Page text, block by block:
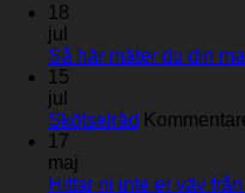
18
jul
Så här mäter du din
15
jul
Skötselråd
17
maj
Hittar ni inte er väv